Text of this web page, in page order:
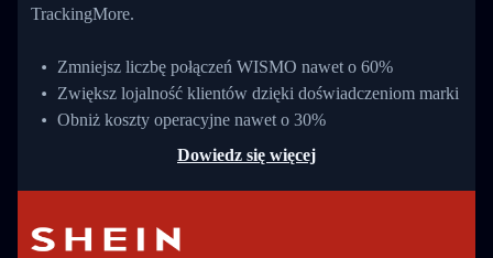
TrackingMore.
Zmniejsz liczbę połączeń WISMO nawet o 60%
Zwiększ lojalność klientów dzięki doświadczeniom marki
Obniż koszty operacyjne nawet o 30%
Dowiedz się więcej